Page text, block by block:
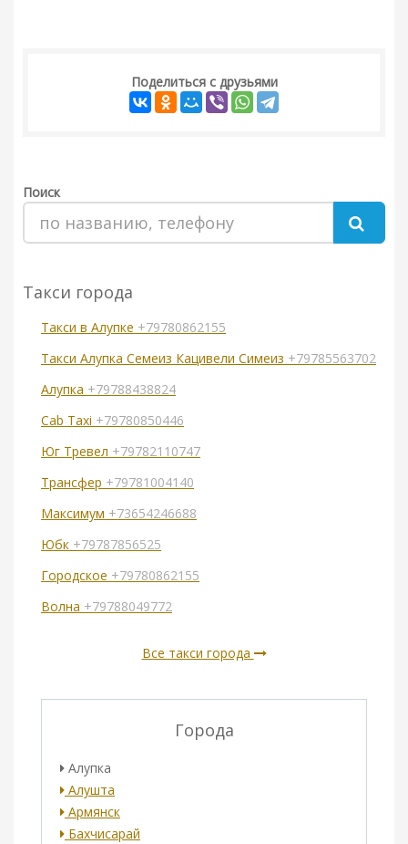
Поделиться с друзьями
Поиск
Такси города
Такси в Алупке +79780862155
Такси Алупка Семеиз Кацивели Симеиз +79785563702
Алупка +79788438824
Cab Taxi +79780850446
Юг Тревел +79782110747
Трансфер +79781004140
Максимум +73654246688
Юбк +79787856525
Городское +79780862155
Волна +79788049772
Все такси города
Города
Алупка
Алушта
Армянск
Бахчисарай